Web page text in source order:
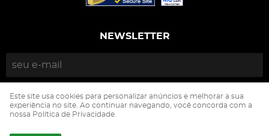
NEWSLETTER
ENVIAR
Este site usa cookies para personalizar anúncios e melhorar a sua
experiência no site. Ao continuar navegando, você concorda com a
nossa Política de Privacidade.